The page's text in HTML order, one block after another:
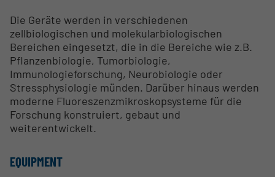
Die Geräte werden in verschiedenen
zellbiologischen und molekularbiologischen
Bereichen eingesetzt, die in die Bereiche wie z.B.
Pflanzenbiologie, Tumorbiologie,
Immunologieforschung, Neurobiologie oder
Stressphysiologie münden. Darüber hinaus werden
moderne Fluoreszenzmikroskopsysteme für die
Forschung konstruiert, gebaut und
weiterentwickelt.
EQUIPMENT